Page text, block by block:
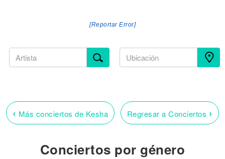
[Reportar Error]
‹ Más conciertos de Kesha Regresar a Conciertos ›
Conciertos por género